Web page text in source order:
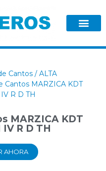
Cantos/ ALTA
Cantos MARZICA KDT
R D TH
MARZICA KDT
R D TH
AHORA